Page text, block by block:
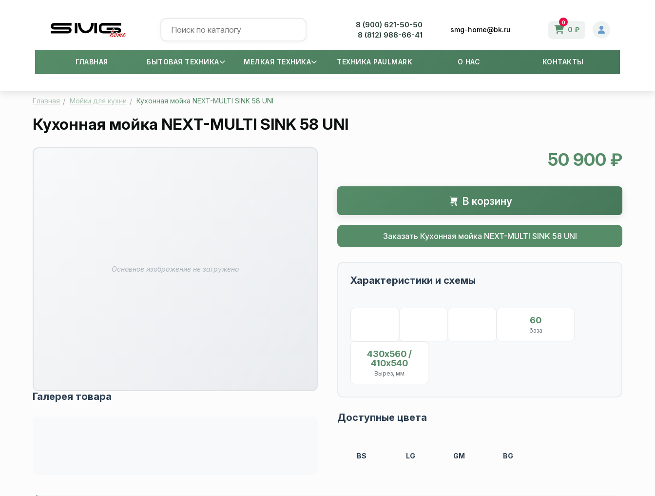
8 (900) 621-50-50
8 (812) 988-66-41
smg-home@bk.ru
0
0 ₽
ГЛАВНАЯ БЫТОВАЯ ТЕХНИКА МЕЛКАЯ ТЕХНИКА ТЕХНИКА PAULMARK О НАС КОНТАКТЫ
Главная Мойки для кухни Кухонная мойка NEXT-MULTI SINK 58 UNI
Кухонная мойка NEXT-MULTI SINK 58 UNI
Основное изображение не загружено
Галерея товара
50 900 ₽
В корзину
Заказать Кухонная мойка NEXT-MULTI SINK 58 UNI
Характеристики и схемы
60
база
430х560 /
410х540
Вырез, мм
Доступные цвета
BS LG GM BG